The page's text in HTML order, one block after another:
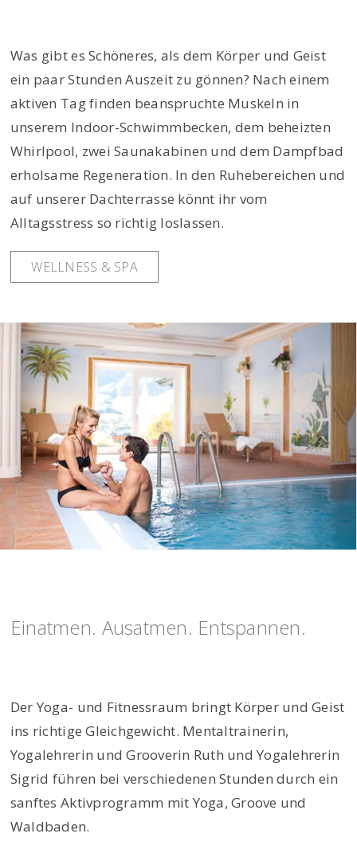
Was gibt es Schöneres, als dem Körper und Geist
ein paar Stunden Auszeit zu gönnen? Nach einem
aktiven Tag finden beanspruchte Muskeln in
unserem Indoor-Schwimmbecken, dem beheizten
Whirlpool, zwei Saunakabinen und dem Dampfbad
erholsame Regeneration. In den Ruhebereichen und
auf unserer Dachterrasse könnt ihr vom
Alltagsstress so richtig loslassen.
WELLNESS & SPA
Einatmen. Ausatmen. Entspannen.
Der Yoga- und Fitnessraum bringt Körper und Geist
ins richtige Gleichgewicht. Mentaltrainerin,
Yogalehrerin und Grooverin Ruth und Yogalehrerin
Sigrid führen bei verschiedenen Stunden durch ein
sanftes Aktivprogramm mit Yoga, Groove und
Waldbaden.